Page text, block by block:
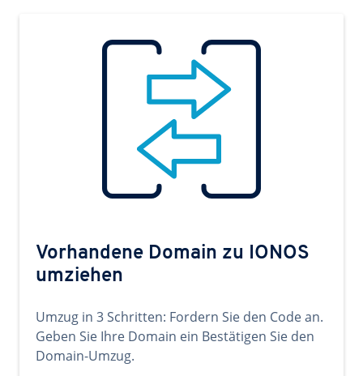
Vorhandene Domain zu IONOS
umziehen
Umzug in 3 Schritten: Fordern Sie den Code an.
Geben Sie Ihre Domain ein Bestätigen Sie den
Domain-Umzug.